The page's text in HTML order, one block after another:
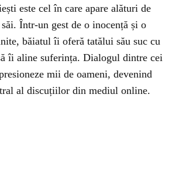
este cel în care apare alături de
Într-un gest de o inocență și o
băiatul îi oferă tatălui său suc cu
îi aline suferința. Dialogul dintre cei
mii de oameni, devenind
al discuțiilor din mediul online.